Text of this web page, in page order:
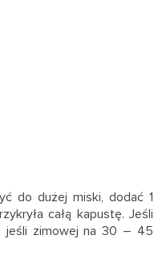
do dużej miski, dodać 1
całą kapustę. Jeśli
jeśli zimowej na 30 – 45